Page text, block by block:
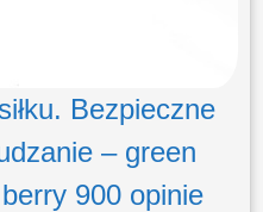
Bezpieczne
– green
900 opinie